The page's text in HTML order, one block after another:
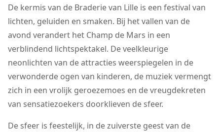
De kermis van de Braderie van Lille is een festival van
lichten, geluiden en smaken. Bij het vallen van de
avond verandert het Champ de Mars in een
verblindend lichtspektakel. De veelkleurige
neonlichten van de attracties weerspiegelen in de
verwonderde ogen van kinderen, de muziek vermengt
zich in een vrolijk geroezemoes en de vreugdekreten
van sensatiezoekers doorklieven de sfeer.
De sfeer is feestelijk, in de zuiverste geest van de